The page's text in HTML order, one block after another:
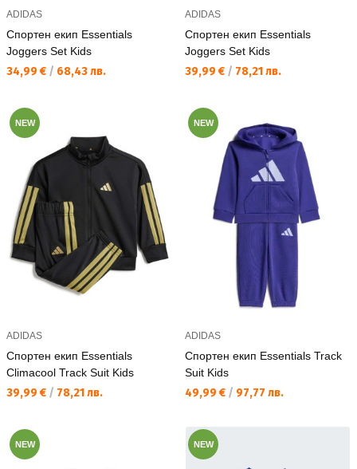
ADIDAS
Спортен екип Essentials
Joggers Set Kids
Текуща цена:
34,99 € / 68,43 лв.
ADIDAS
Спортен екип Essentials
Joggers Set Kids
Текуща цена:
39,99 € / 78,21 лв.
NEW
ADIDAS
Спортен екип Essentials
Climacool Track Suit Kids
Текуща цена:
39,99 € / 78,21 лв.
NEW
ADIDAS
Спортен екип Essentials Track
Suit Kids
Текуща цена:
49,99 € / 97,77 лв.
NEW NEW